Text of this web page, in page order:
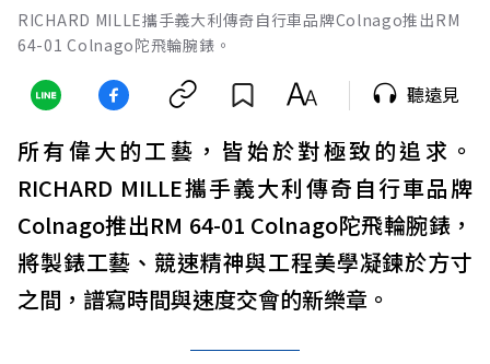
RICHARD MILLE攜手義大利傳奇自行車品牌Colnago推出RM
64-01 Colnago陀飛輪腕錶。
聽遠見
所有偉大的工藝，皆始於對極致的追求。
RICHARD MILLE攜手義大利傳奇自行車品牌
Colnago推出RM 64-01 Colnago陀飛輪腕錶，
將製錶工藝、競速精神與工程美學凝鍊於方寸
之間，譜寫時間與速度交會的新樂章。